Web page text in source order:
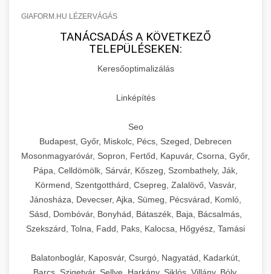
GIAFORM.HU LÉZERVÁGÁS
TANÁCSADÁS A KÖVETKEZŐ
TELEPÜLÉSEKEN:
Keresőoptimalizálás
Linképítés
Seo
Budapest, Győr, Miskolc, Pécs, Szeged, Debrecen
Mosonmagyaróvár, Sopron, Fertőd, Kapuvár, Csorna, Győr,
Pápa, Celldömölk, Sárvár, Kőszeg, Szombathely, Ják,
Körmend, Szentgotthárd, Csepreg, Zalalövő, Vasvár,
Jánosháza, Devecser, Ajka, Sümeg, Pécsvárad, Komló,
Sásd, Dombóvár, Bonyhád, Bátaszék, Baja, Bácsalmás,
Szekszárd, Tolna, Fadd, Paks, Kalocsa, Hőgyész, Tamási
Balatonboglár, Kaposvár, Csurgó, Nagyatád, Kadarkút,